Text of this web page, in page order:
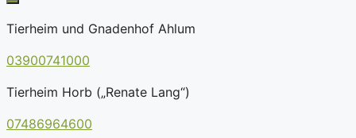
Tierheim und Gnadenhof Ahlum
03900741000
Tierheim Horb („Renate Lang“)
07486964600